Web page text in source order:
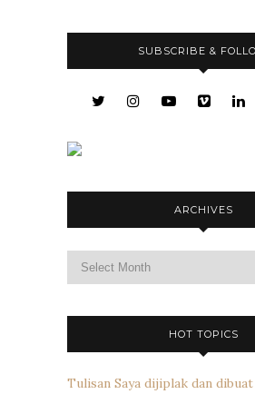
SUBSCRIBE &
ARCHIVES
HOT TOPICS
Tulisan Saya dijiplak dan